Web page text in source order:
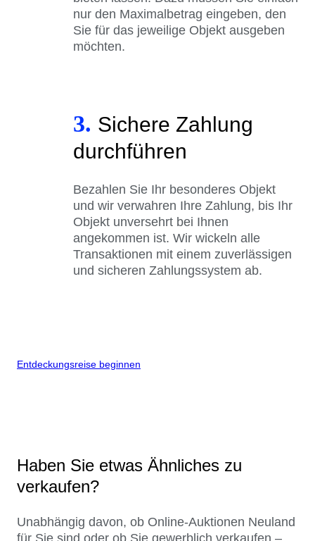
nur den Maximalbetrag eingeben, den
Sie für das jeweilige Objekt ausgeben
möchten.
3. Sichere Zahlung
durchführen
Bezahlen Sie Ihr besonderes Objekt
und wir verwahren Ihre Zahlung, bis Ihr
Objekt unversehrt bei Ihnen
angekommen ist. Wir wickeln alle
Transaktionen mit einem zuverlässigen
und sicheren Zahlungssystem ab.
Entdeckungsreise beginnen
Haben Sie etwas Ähnliches zu
verkaufen?
Unabhängig davon, ob Online-Auktionen Neuland
für Sie sind oder ob Sie gewerblich verkaufen –